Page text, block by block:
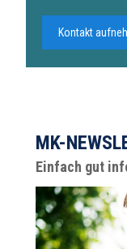
Kontakt
MK-
Einfach gut